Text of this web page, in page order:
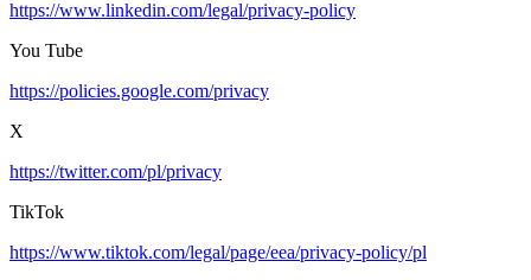
https://www.linkedin.com/legal/privacy-policy
You Tube
https://policies.google.com/privacy
X
https://twitter.com/pl/privacy
TikTok
https://www.tiktok.com/legal/page/eea/privacy-policy/pl